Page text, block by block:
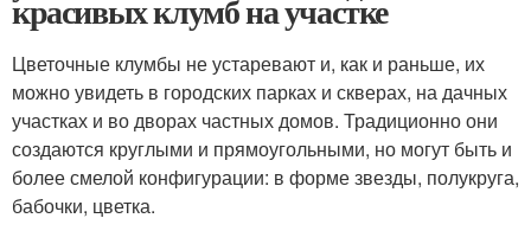
красивых клумб на участке
Цветочные клумбы не устаревают и, как и раньше, их
можно увидеть в городских парках и скверах, на дачных
участках и во дворах частных домов. Традиционно они
создаются круглыми и прямоугольными, но могут быть и
более смелой конфигурации: в форме звезды, полукруга,
бабочки, цветка.